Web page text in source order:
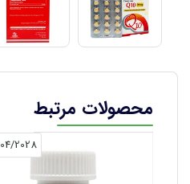
محصولات مرتبط
04/2028